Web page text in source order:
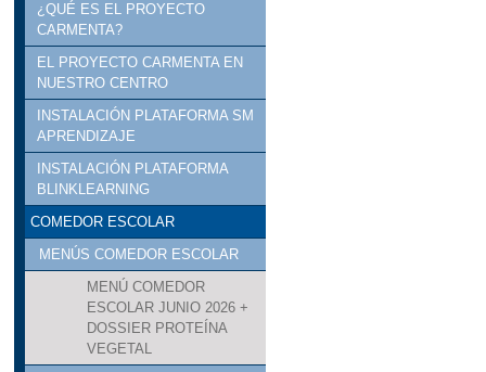
¿QUÉ ES EL PROYECTO
CARMENTA?
EL PROYECTO CARMENTA EN
NUESTRO CENTRO
INSTALACIÓN PLATAFORMA SM
APRENDIZAJE
INSTALACIÓN PLATAFORMA
BLINKLEARNING
COMEDOR ESCOLAR
MENÚS COMEDOR ESCOLAR
MENÚ COMEDOR
ESCOLAR JUNIO 2026 +
DOSSIER PROTEÍNA
VEGETAL